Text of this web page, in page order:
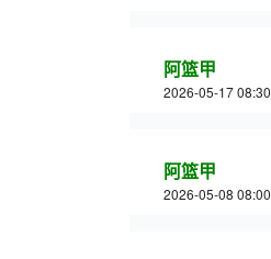
阿篮甲
2026-05-17 08:30
阿篮甲
2026-05-08 08:00